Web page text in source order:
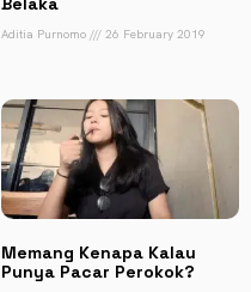
Aditia Purnomo 26 February 2019
Memang Kenapa Kalau
Punya Pacar Perokok?